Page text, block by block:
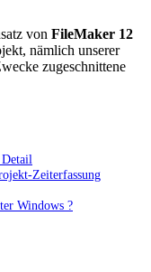
von FileMaker 12
nämlich unserer
zugeschnittene
Zeiterfassung
Windows ?